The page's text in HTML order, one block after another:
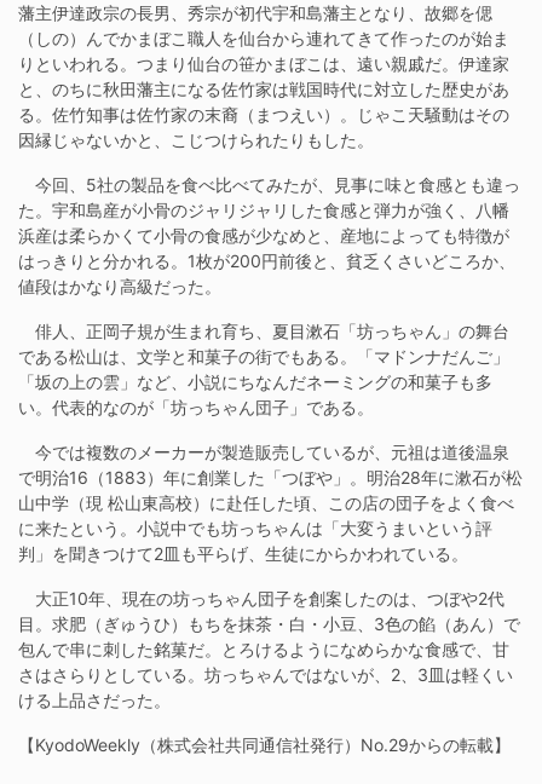
藩主伊達政宗の長男、秀宗が初代宇和島藩主となり、故郷を偲
（しの）んでかまぼこ職人を仙台から連れてきて作ったのが始ま
りといわれる。つまり仙台の笹かまぼこは、遠い親戚だ。伊達家
と、のちに秋田藩主になる佐竹家は戦国時代に対立した歴史があ
る。佐竹知事は佐竹家の末裔（まつえい）。じゃこ天騒動はその
因縁じゃないかと、こじつけられたりもした。
今回、5社の製品を食べ比べてみたが、見事に味と食感とも違っ
た。宇和島産が小骨のジャリジャリした食感と弾力が強く、八幡
浜産は柔らかくて小骨の食感が少なめと、産地によっても特徴が
はっきりと分かれる。1枚が200円前後と、貧乏くさいどころか、
値段はかなり高級だった。
俳人、正岡子規が生まれ育ち、夏目漱石「坊っちゃん」の舞台
である松山は、文学と和菓子の街でもある。「マドンナだんご」
「坂の上の雲」など、小説にちなんだネーミングの和菓子も多
い。代表的なのが「坊っちゃん団子」である。
今では複数のメーカーが製造販売しているが、元祖は道後温泉
で明治16（1883）年に創業した「つぼや」。明治28年に漱石が松
山中学（現 松山東高校）に赴任した頃、この店の団子をよく食べ
に来たという。小説中でも坊っちゃんは「大変うまいという評
判」を聞きつけて2皿も平らげ、生徒にからかわれている。
大正10年、現在の坊っちゃん団子を創案したのは、つぼや2代
目。求肥（ぎゅうひ）もちを抹茶・白・小豆、3色の餡（あん）で
包んで串に刺した銘菓だ。とろけるようになめらかな食感で、甘
さはさらりとしている。坊っちゃんではないが、2、3皿は軽くい
ける上品さだった。
【KyodoWeekly（株式会社共同通信社発行）No.29からの転載】